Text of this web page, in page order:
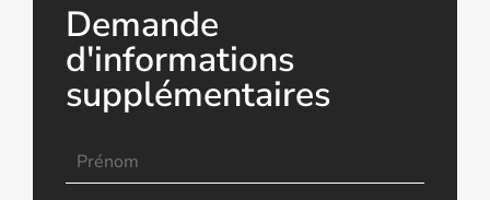
Demande
d'informations
supplémentaires